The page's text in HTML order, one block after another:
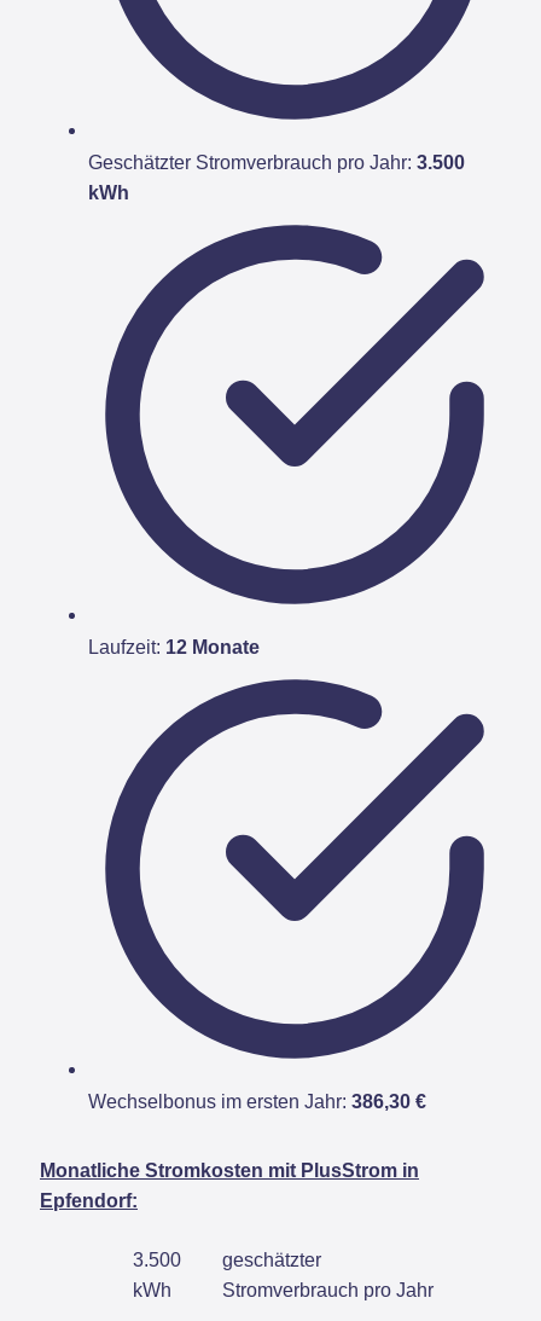
Geschätzter Stromverbrauch pro Jahr: 3.500
kWh
Laufzeit: 12 Monate
Wechselbonus im ersten Jahr: 386,30 €
Monatliche Stromkosten mit PlusStrom in
Epfendorf:
3.500
kWh
geschätzter
Stromverbrauch pro Jahr